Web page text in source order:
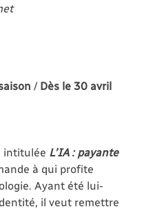
/ Dès le 30 avril
intitulée L’IA : payante
à qui profite
Ayant été lui-
il veut remettre